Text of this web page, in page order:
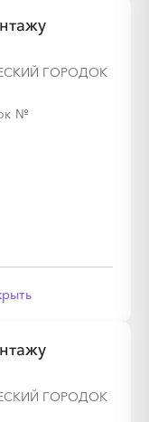
ГОРОДОК
№
ГОРОДОК